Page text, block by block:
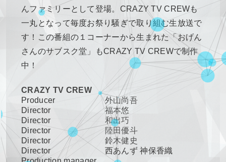
んファミリーとして登場。CRAZY TV CREWも
一丸となって毎度お祭り騒ぎで取り組む生放送で
す！この番組の１コーナーから生まれた「おげん
さんのサブスク堂」もCRAZY TV CREWで制作
中！
CRAZY TV CREW
Producer
Director
Director
Director
Director
Director
外山尚吾
福本悠
和出巧
陸田優斗
鈴木健史
西あんず 神保香織